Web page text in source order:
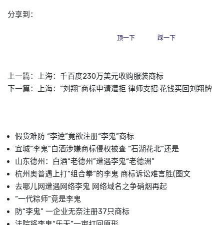
分享到：
顶一下 踩一下
上一篇：
上海：千百度230万美元收购服装商标
下一篇：
上海：“刘翔”商标申请遭拒 律师支招:花钱买回刘翔牌
假货难防 “李逵”竟欲注册“李鬼”商标
宜城“李鬼”白酒涉嫌商标侵权被查 “石湖花北”还是
山东德州：白酒“老德州”遭遇李鬼“老德洲”
杭州奥普遇上打“组合拳”的李鬼 商标诉讼难言胜(图文
去哪儿网遭遇网络李鬼 网络域名之争硝烟再起
“一代粽师”竟是李鬼
防“李鬼” 一企业无奈注册37只商标